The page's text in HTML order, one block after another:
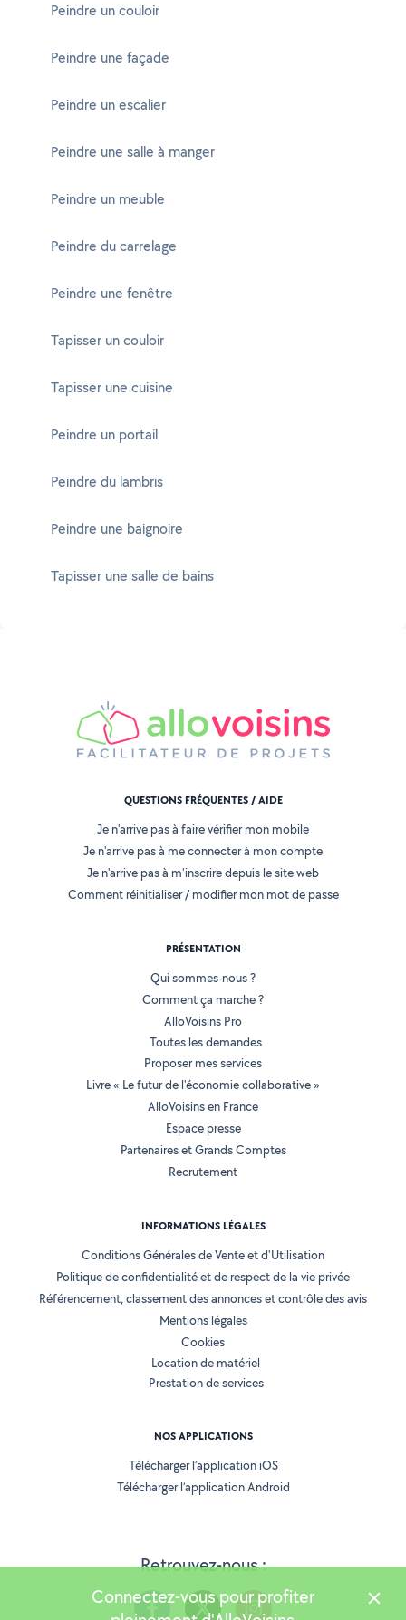
Peindre un couloir
Peindre une façade
Peindre un escalier
Peindre une salle à manger
Peindre un meuble
Peindre du carrelage
Peindre une fenêtre
Tapisser un couloir
Tapisser une cuisine
Peindre un portail
Peindre du lambris
Peindre une baignoire
Tapisser une salle de bains
Retrouvez-nous :
QUESTIONS FRÉQUENTES / AIDE
Je n'arrive pas à faire vérifier mon mobile
Je n'arrive pas à me connecter à mon compte
Je n'arrive pas à m'inscrire depuis le site web
Comment réinitialiser / modifier mon mot de passe
PRÉSENTATION
Qui sommes-nous ?
Comment ça marche ?
AlloVoisins Pro
Toutes les demandes
Proposer mes services
Livre « Le futur de l'économie collaborative »
AlloVoisins en France
Espace presse
Partenaires et Grands Comptes
Recrutement
INFORMATIONS LÉGALES
Conditions Générales de Vente et d'Utilisation
Politique de confidentialité et de respect de la vie privée
Référencement, classement des annonces et contrôle des avis
Mentions légales
Cookies
Location de matériel
Prestation de services
NOS APPLICATIONS
Télécharger l’application iOS
Télécharger l’application Android
Connectez-vous pour profiter